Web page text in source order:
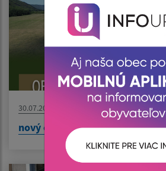
30.07.2026
nový článok